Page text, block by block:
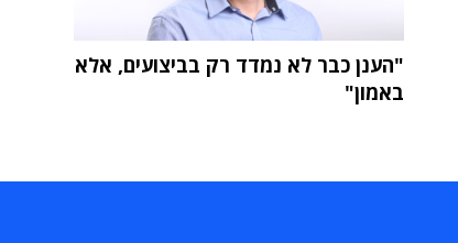
"הענן כבר לא נמדד רק בביצועים, אלא
באמון"